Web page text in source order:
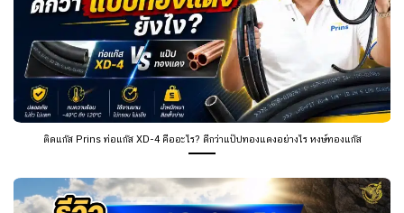
ติดแก๊ส Prins ท่อแก๊ส XD-4 คืออะไร? ดีกว่าแป๊ปทองแดงอย่างไร หงษ์ทองแก๊ส